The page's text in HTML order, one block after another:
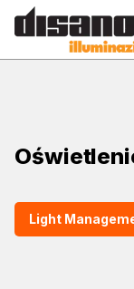
Light